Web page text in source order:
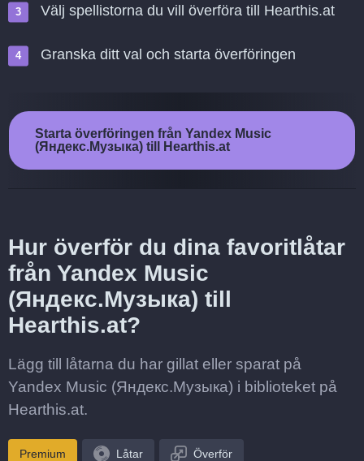
Välj spellistorna du vill överföra till Hearthis.at
Granska ditt val och starta överföringen
Starta överföringen från Yandex Music
(Яндекс.Музыка) till Hearthis.at
Hur överför du dina favoritlåtar
från Yandex Music
(Яндекс.Музыка) till
Hearthis.at?
Lägg till låtarna du har gillat eller sparat på
Yandex Music (Яндекс.Музыка) i biblioteket på
Hearthis.at.
Premium Låtar Överför